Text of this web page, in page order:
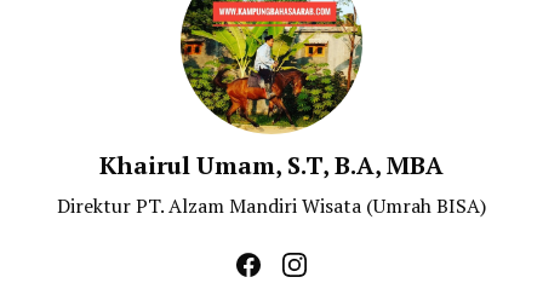
Khairul Umam, S.T, B.A, MBA
Direktur PT. Alzam Mandiri Wisata (Umrah BISA)